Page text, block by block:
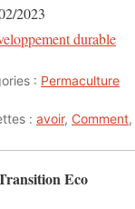
2023
à
durable
: Permaculture
: avoir, Comment,
Eco